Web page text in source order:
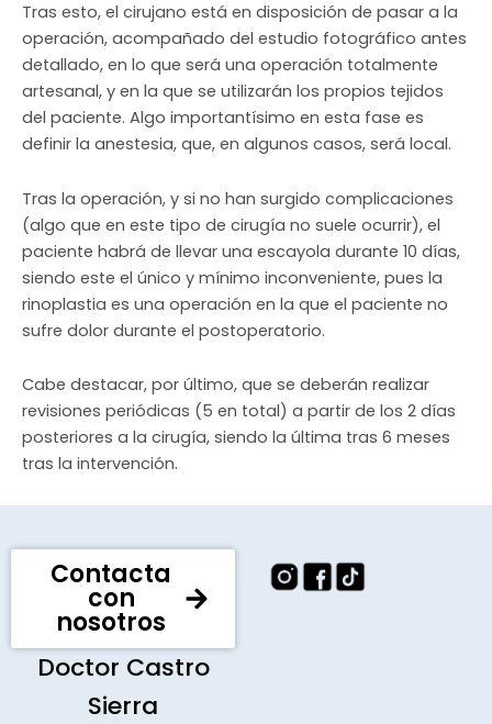
Tras esto, el cirujano está en disposición de pasar a la
operación, acompañado del estudio fotográfico antes
detallado, en lo que será una operación totalmente
artesanal, y en la que se utilizarán los propios tejidos
del paciente. Algo importantísimo en esta fase es
definir la anestesia, que, en algunos casos, será local.
Tras la operación, y si no han surgido complicaciones
(algo que en este tipo de cirugía no suele ocurrir), el
paciente habrá de llevar una escayola durante 10 días,
siendo este el único y mínimo inconveniente, pues la
rinoplastia es una operación en la que el paciente no
sufre dolor durante el postoperatorio.
Cabe destacar, por último, que se deberán realizar
revisiones periódicas (5 en total) a partir de los 2 días
posteriores a la cirugía, siendo la última tras 6 meses
tras la intervención.
Contacta
con
nosotros
Doctor Castro
Sierra